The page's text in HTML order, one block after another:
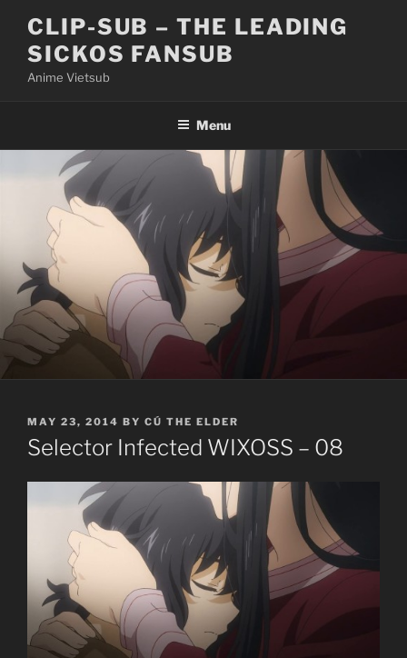
content
CLIP-SUB – THE LEADING
SICKOS FANSUB
Anime Vietsub
Menu
POSTED
ON
MAY 23, 2014 BY CÚ THE ELDER
Selector Infected WIXOSS – 08